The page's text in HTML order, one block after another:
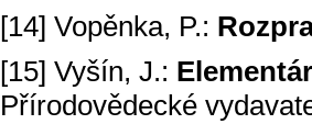
[14] Vopěnka, P.:
[15] Vyšín, J.:
Přírodovědecké